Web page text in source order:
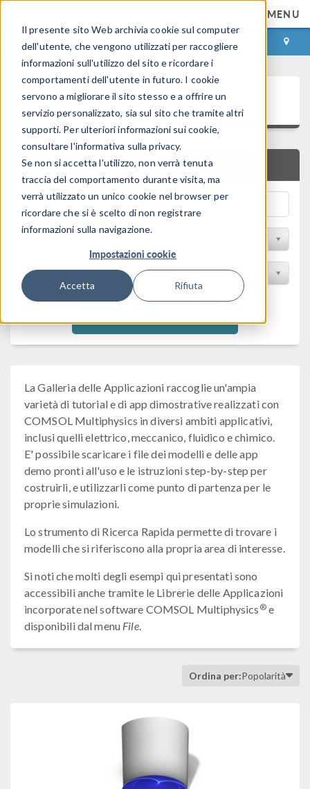
Il presente sito Web archivia cookie sul computer
dell'utente, che vengono utilizzati per raccogliere
informazioni sull'utilizzo del sito e ricordare i
comportamenti dell'utente in futuro. I cookie
servono a migliorare il sito stesso e a offrire un
servizio personalizzato, sia sul sito che tramite altri
supporti. Per ulteriori informazioni sui cookie,
consultare l'informativa sulla privacy.
Se non si accetta l'utilizzo, non verrà tenuta
traccia del comportamento durante visita, ma
verrà utilizzato un unico cookie nel browser per
ricordare che si è scelto di non registrare
informazioni sulla navigazione.
Impostazioni cookie
Accetta Rifiuta
MENU
ACCEDI CONTACT
Galleria delle Applicazioni
RICERCA RAPIDA
Filtra per Prodotto
Filtra
La Galleria delle Applicazioni raccoglie un'ampia
varietà di tutorial e di app dimostrative realizzati con
COMSOL Multiphysics in diversi ambiti applicativi,
inclusi quelli elettrico, meccanico, fluidico e chimico.
E' possibile scaricare i file dei modelli e delle app
demo pronti all'uso e le istruzioni step-by-step per
costruirli, e utilizzarli come punto di partenza per le
proprie simulazioni.
Lo strumento di Ricerca Rapida permette di trovare i
modelli che si riferiscono alla propria area di interesse.
Si noti che molti degli esempi qui presentati sono
accessibili anche tramite le Librerie delle Applicazioni
incorporate nel software COMSOL Multiphysics ®e
disponibili dal menu File.
Ordina per:Popolarità